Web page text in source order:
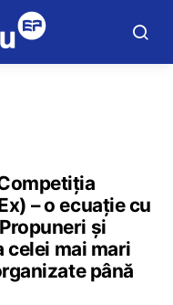
– o ecuație cu
și
mai mari
până